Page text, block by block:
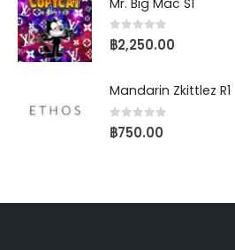
0out of 5
฿2,250.00
Mandarin Zkittlez R1
0out of 5
฿750.00